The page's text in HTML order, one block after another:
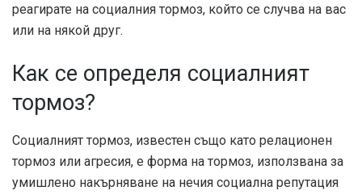
реагирате на социалния тормоз, който се случва на вас
или на някой друг.
Как се определя социалният
тормоз?
Социалният тормоз, известен също като релационен
тормоз или агресия, е форма на тормоз, използвана за
умишлено накърняване на нечия социална репутация